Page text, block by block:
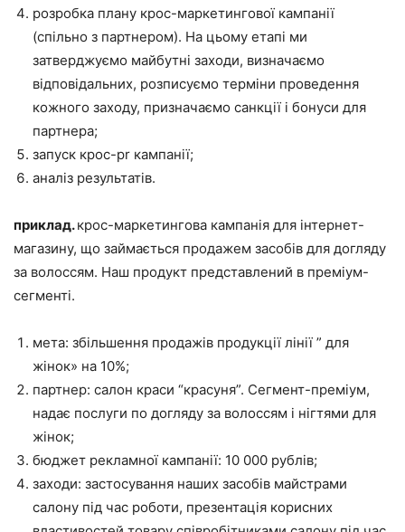
розробка плану крос-маркетингової кампанії
(спільно з партнером). На цьому етапі ми
затверджуємо майбутні заходи, визначаємо
відповідальних, розписуємо терміни проведення
кожного заходу, призначаємо санкції і бонуси для
партнера;
запуск крос-pr кампанії;
аналіз результатів.
приклад.крос-маркетингова кампанія для інтернет-
магазину, що займається продажем засобів для догляду
за волоссям. Наш продукт представлений в преміум-
сегменті.
мета: збільшення продажів продукції лінії ” для
жінок» на 10%;
партнер: салон краси “красуня”. Сегмент-преміум,
надає послуги по догляду за волоссям і нігтями для
жінок;
бюджет рекламної кампанії: 10 000 рублів;
заходи: застосування наших засобів майстрами
салону під час роботи, презентація корисних